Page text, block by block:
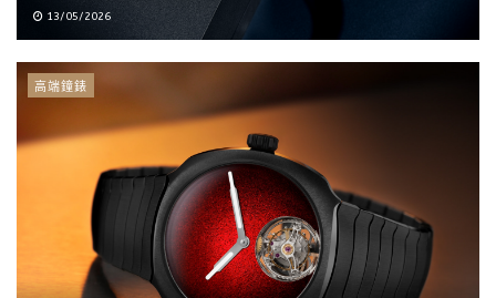
13/05/2026
高端鐘錶